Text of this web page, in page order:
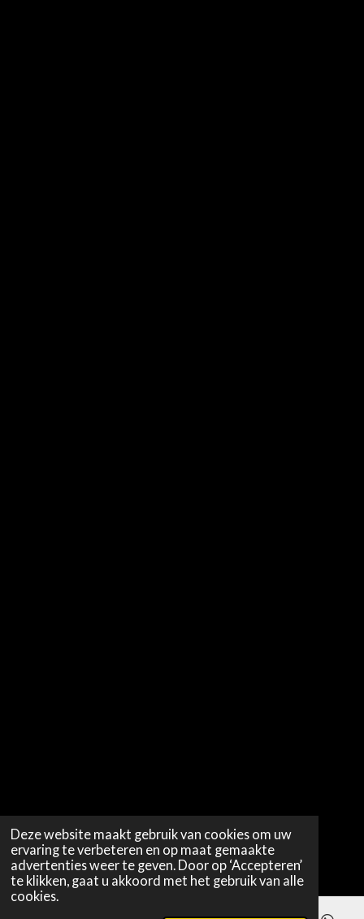
Deze website maakt gebruik van cookies om uw
ervaring te verbeteren en op maat gemaakte
advertenties weer te geven. Door op ‘Accepteren’
te klikken, gaat u akkoord met het gebruik van alle
cookies.